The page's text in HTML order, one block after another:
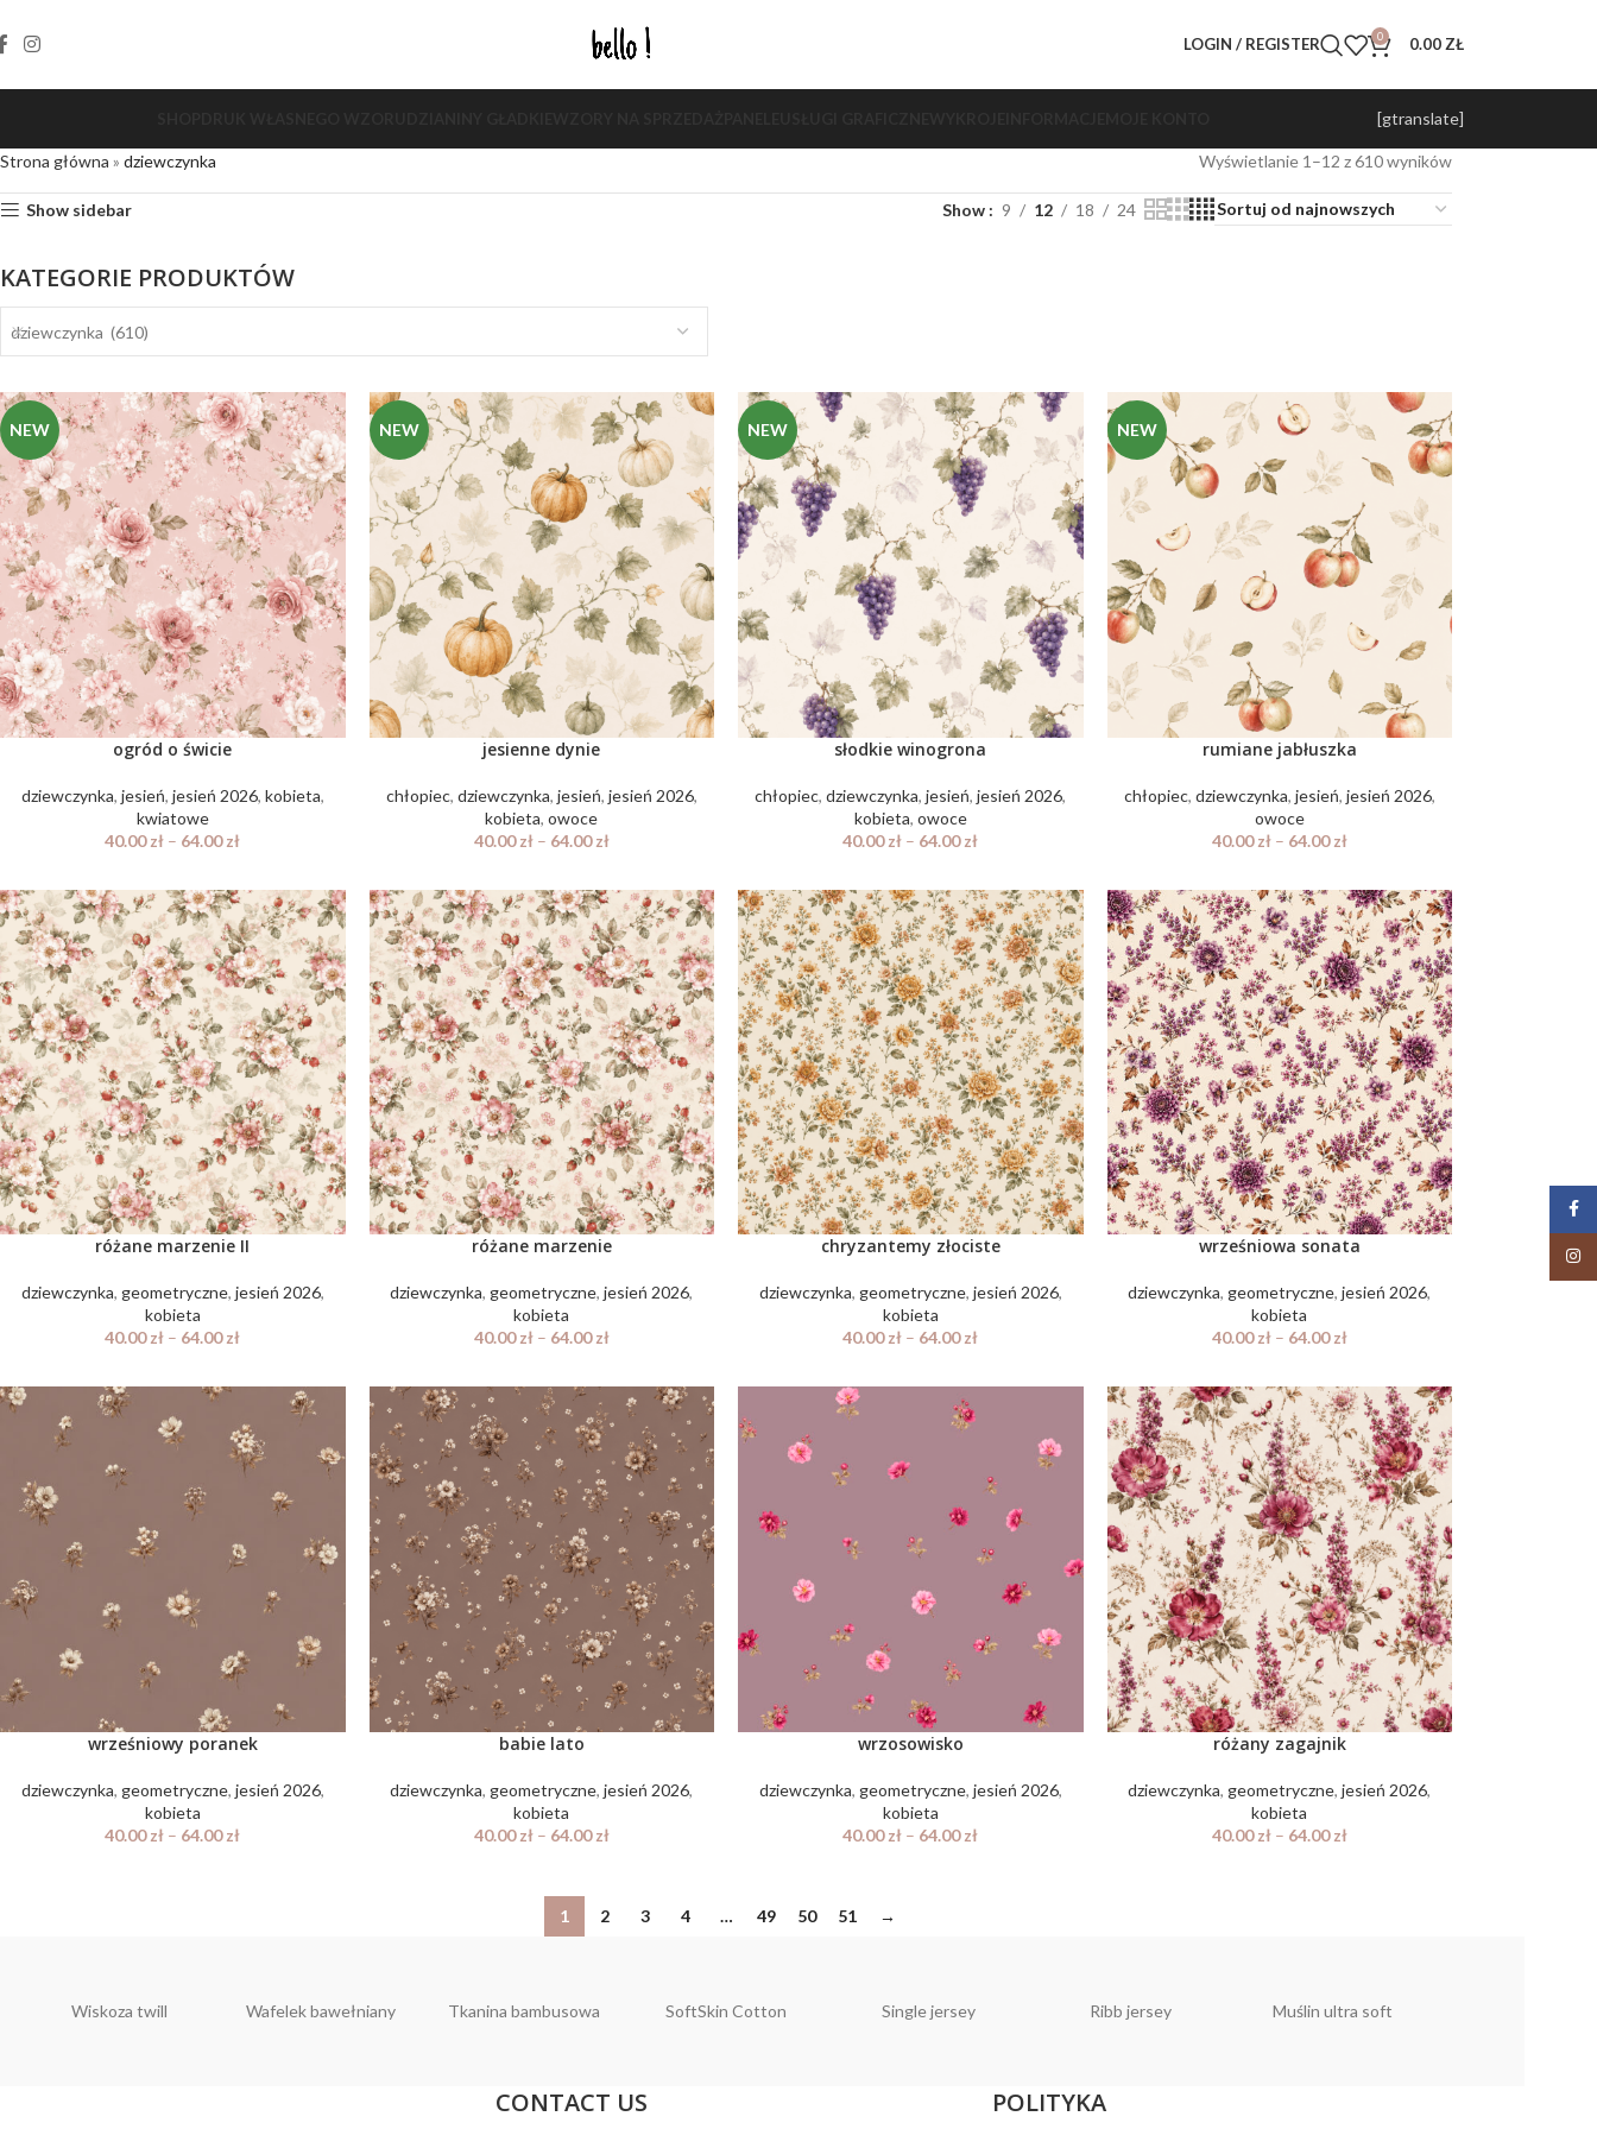
LOGIN / REGISTER 0 0.00 ZŁ
[gtranslate]
Strona główna » dziewczynka Wyświetlanie 1–12 z 610 wyników
Show sidebar Show 9 12 18 24
KATEGORIE PRODUKTÓW
dziewczynka (610)
NEW
ogród o świcie
dziewczynka, jesień, jesień 2026, kobieta,
kwiatowe
40.00zł – 64.00zł
NEW
jesienne dynie
chłopiec, dziewczynka, jesień, jesień 2026,
kobieta,owoce
40.00zł– 64.00zł
NEW
słodkie winogrona
chłopiec,dziewczynka,jesień,jesień 2026,
kobieta, owoce
40.00zł – 64.00zł
NEW
rumiane jabłuszka
chłopiec, dziewczynka, jesień, jesień 2026,
owoce
40.00zł– 64.00zł
różane marzenie II
dziewczynka, geometryczne, jesień 2026,
kobieta
40.00zł – 64.00zł
różane marzenie
dziewczynka, geometryczne,jesień 2026,
kobieta
40.00zł– 64.00zł
chryzantemy złociste
dziewczynka, geometryczne, jesień 2026,
kobieta
40.00zł – 64.00zł
wrześniowa sonata
dziewczynka, geometryczne,jesień 2026,
kobieta
40.00zł– 64.00zł
wrześniowy poranek
dziewczynka, geometryczne, jesień 2026,
kobieta
40.00zł – 64.00zł
babie lato
dziewczynka, geometryczne,jesień 2026,
kobieta
40.00zł– 64.00zł
wrzosowisko
dziewczynka, geometryczne, jesień 2026,
kobieta
40.00zł – 64.00zł
różany zagajnik
dziewczynka, geometryczne,jesień 2026,
kobieta
40.00zł– 64.00zł
1 2 3 4 … 49 50 51 →
Wiskoza twill Wafelek bawełniany Tkanina bambusowa SoftSkin Cotton Single jersey Ribb jersey Muślin ultra soft
CONTACT US POLITYKA